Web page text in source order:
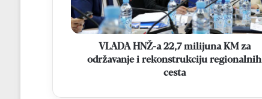
za
održavanje
i
rekonstrukciju
regionalnih
VLADA HNŽ-a 22,7 milijuna KM za
održavanje i rekonstrukciju regionalnih
cesta